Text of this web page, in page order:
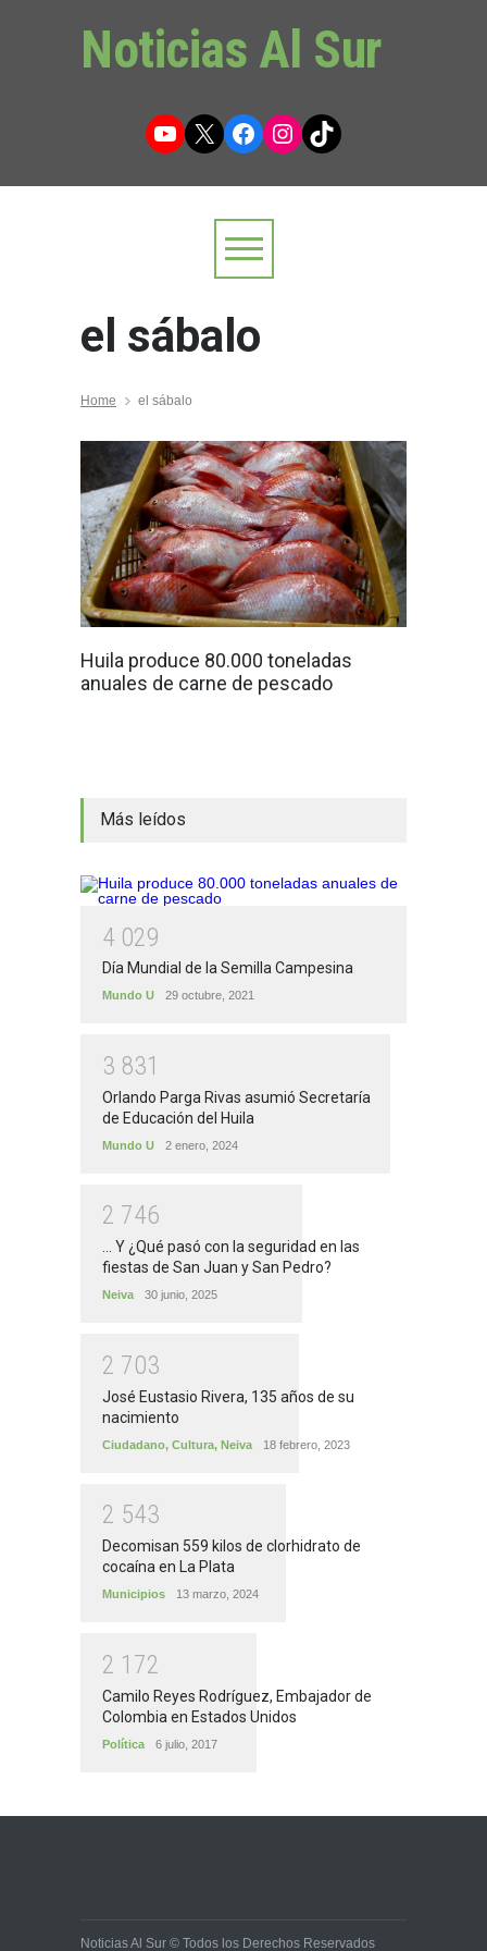
Noticias Al Sur
YouTube
X Facebook
Instagram
TikTok
el sábalo
Home el sábalo
Huila produce 80.000 toneladas
anuales de carne de pescado
Más leídos
4 029
Día Mundial de la Semilla Campesina
Mundo U 29 octubre, 2021
3 831
Orlando Parga Rivas asumió Secretaría
de Educación del Huila
Mundo U 2 enero, 2024
2 746
... Y ¿Qué pasó con la seguridad en las
fiestas de San Juan y San Pedro?
Neiva 30 junio, 2025
2 703
José Eustasio Rivera, 135 años de su
nacimiento
Ciudadano, Cultura, Neiva 18 febrero, 2023
2 543
Decomisan 559 kilos de clorhidrato de
cocaína en La Plata
Municipios 13 marzo, 2024
2 1 72
Camilo Reyes Rodríguez, Embajador de
Colombia en Estados Unidos
Política 6 julio, 2017
Noticias Al Sur © Todos los Derechos Reservados